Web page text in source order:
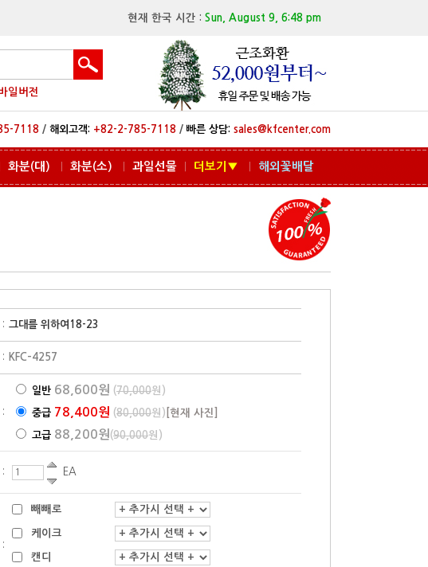
현재 한국 시간 : Sun, August 9, 6:48 pm
일버전
7118 / 해외고객: +82-2-785-7118 / 빠른 상담: sales@kfcenter.com
화분(대) 화분(소) 과일선물ㅣ 더보기▼ 해외꽃배달
: 그대를 위하여18-23
: KFC-4257
:
일반 68,600원 (70,000원)
중급 78,400원 (80,000원) [현재 사진]
고급 88,200원 (90,000원)
: EA
:
빼빼로
케이크
캔디